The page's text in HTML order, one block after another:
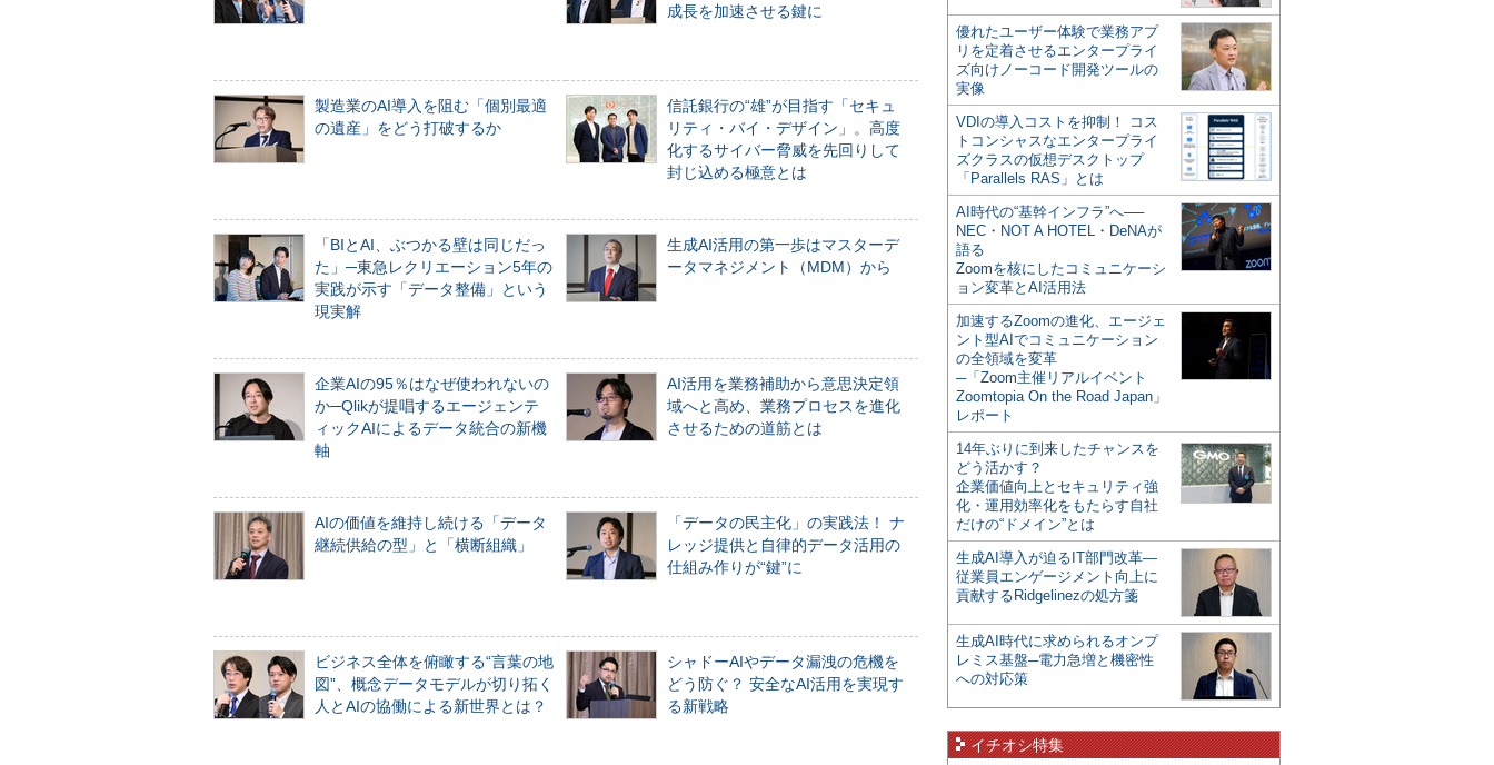
成長を加速させる鍵に
製造業のAI導入を阻む「個別最適
の遺産」をどう打破するか
信託銀行の“雄”が目指す「セキュ
リティ・バイ・デザイン」。高度
化するサイバー脅威を先回りして
封じ込める極意とは
「BIとAI、ぶつかる壁は同じだっ
た」─東急レクリエーション5年の
実践が示す「データ整備」という
現実解
生成AI活用の第一歩はマスターデ
ータマネジメント（MDM）から
企業AIの95％はなぜ使われないの
か─Qlikが提唱するエージェンテ
ィックAIによるデータ統合の新機
軸
AI活用を業務補助から意思決定領
域へと高め、業務プロセスを進化
させるための道筋とは
AIの価値を維持し続ける「データ
継続供給の型」と「横断組織」
「データの民主化」の実践法！ ナ
レッジ提供と自律的データ活用の
仕組み作りが“鍵”に
ビジネス全体を俯瞰する“言葉の地
図”、概念データモデルが切り拓く
人とAIの協働による新世界とは？
シャドーAIやデータ漏洩の危機を
どう防ぐ？ 安全なAI活用を実現す
る新戦略
優れたユーザー体験で業務アプ
リを定着させるエンタープライ
ズ向けノーコード開発ツールの
実像
VDIの導入コストを抑制！ コス
トコンシャスなエンタープライ
ズクラスの仮想デスクトップ
「Parallels RAS」とは
AI時代の“基幹インフラ”へ──
NEC・NOT A HOTEL・DeNAが
語る
Zoomを核にしたコミュニケーシ
ョン変革とAI活用法
加速するZoomの進化、エージェ
ント型AIでコミュニケーション
の全領域を変革
─「Zoom主催リアルイベント
Zoomtopia On the Road Japan」
レポート
14年ぶりに到来したチャンスを
どう活かす？
企業価値向上とセキュリティ強
化・運用効率化をもたらす自社
だけの“ドメイン”とは
生成AI導入が迫るIT部門改革―
従業員エンゲージメント向上に
貢献するRidgelinezの処方箋
生成AI時代に求められるオンプ
レミス基盤─電力急増と機密性
への対応策
イチオシ特集